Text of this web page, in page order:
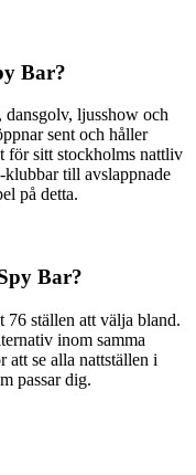
Bar?
ljusshow och
sent och håller
för sitt stockholms nattliv
till avslappnade
på detta.
Bar?
ställen att välja bland.
inom samma
se alla nattställen i
passar dig.